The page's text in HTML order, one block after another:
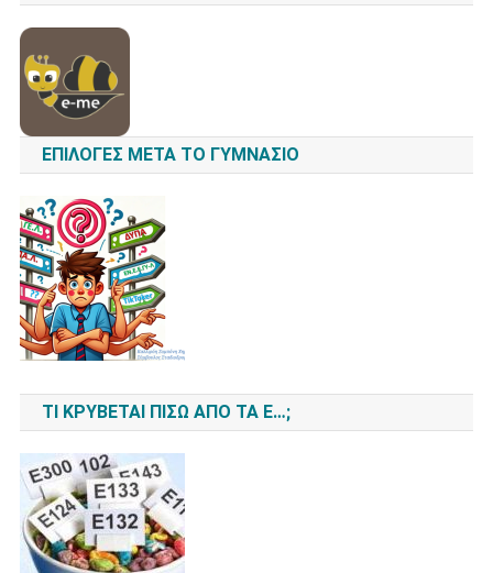
ΕΠΙΛΟΓΈΣ ΜΕΤΆ ΤΟ ΓΥΜΝΆΣΙΟ
ΤΙ ΚΡΎΒΕΤΑΙ ΠΊΣΩ ΑΠΌ ΤΑ Ε…;